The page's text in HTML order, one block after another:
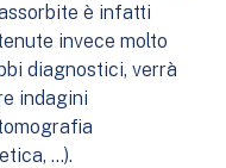
è infatti
invece molto
diagnostici, verrà
indagini
…).